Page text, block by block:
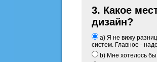
3. Какое
дизайн?
a) Я не вижу
систем. Главное -
b) Мне хотелось бы